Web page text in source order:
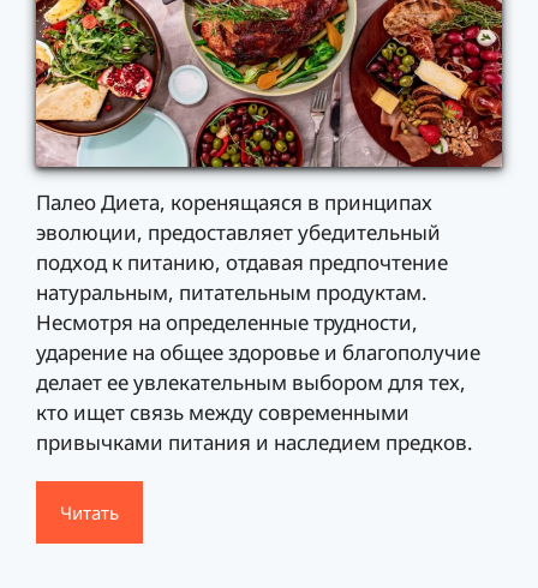
Палео Диета, коренящаяся в принципах
эволюции, предоставляет убедительный
подход к питанию, отдавая предпочтение
натуральным, питательным продуктам.
Несмотря на определенные трудности,
ударение на общее здоровье и благополучие
делает ее увлекательным выбором для тех,
кто ищет связь между современными
привычками питания и наследием предков.
Читать